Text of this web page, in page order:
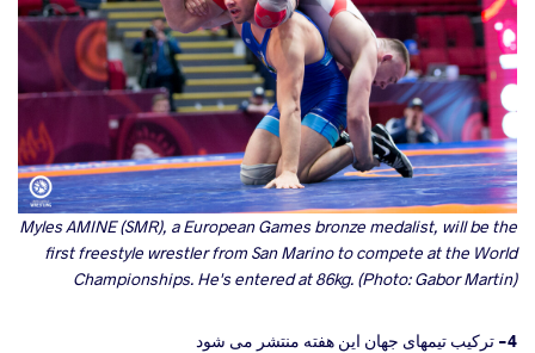
Myles AMINE (SMR), a European Games bronze medalist, will be the
first freestyle wrestler from San Marino to compete at the World
Championships. He's entered at 86kg. (Photo: Gabor Martin)
4- ترکیب تیمهای جهان این هفته منتشر می شود